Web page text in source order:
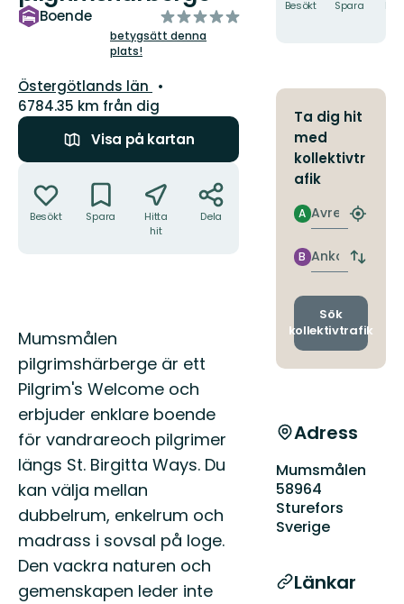
Boende
av
5
betygsätt denna
plats!
Län:
Östergötlands län
6784.35 km från dig
Visa på kartan
Besökt Spara
Hitta
hit
Dela
Beskrivning
Mumsmålen
pilgrimshärberge är ett
Pilgrim's Welcome och
erbjuder enklare boende
för vandrareoch pilgrimer
längs St. Birgitta Ways. Du
kan välja mellan
dubbelrum, enkelrum och
madrass i sovsal på loge.
Den vackra naturen och
gemenskapen leder inte
Besökt Spara
Ta dig hit
med
kollektivtr
afik
Avresa
A
Hitta
Ankomst
B
Byt
och
Sök
kollektivtrafik
Adress
Mumsmålen
58964
Sturefors
Sverige
Länkar